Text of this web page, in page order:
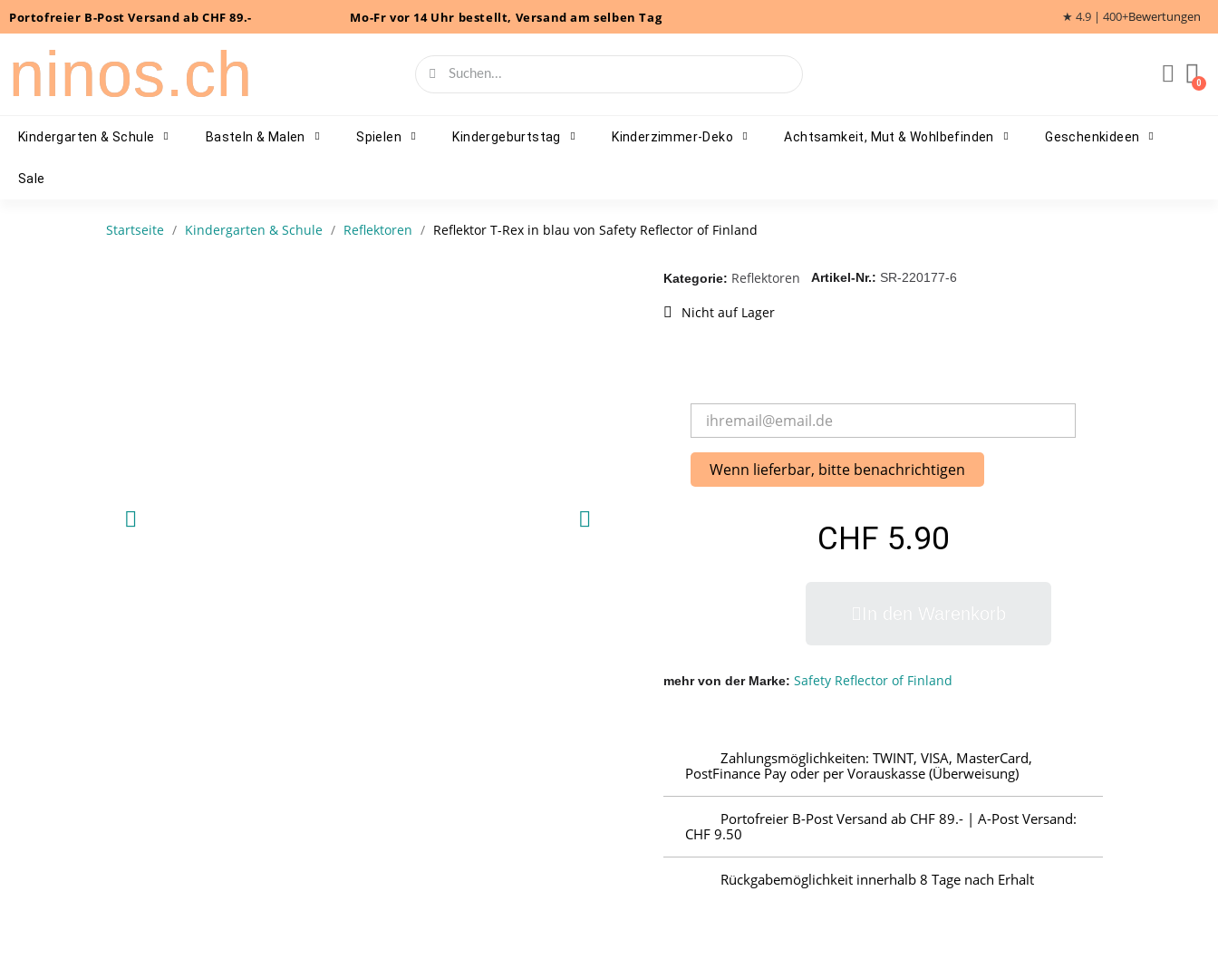
Portofreier B-Post Versand ab CHF 89.- Mo-Fr vor 14 Uhr bestellt, Versand am selben Tag ★ 4.9 | 400+Bewertungen
ninos.ch
Kindergarten & Schule Basteln & Malen Spielen Kindergeburtstag Kinderzimmer-Deko Achtsamkeit, Mut & Wohlbefinden Geschenkideen
Sale
Startseite Kindergarten & Schule Reflektoren Reflektor T-Rex in blau von Safety Reflector of Finland
Kategorie Reflektoren Artikel-Nr. SR-220177-6
Nicht auf Lager
Wenn lieferbar, bitte benachrichtigen
CHF 5.90
mehr von der Marke Safety Reflector of Finland
Zahlungsmöglichkeiten: TWINT, VISA, MasterCard,
PostFinance Pay oder per Vorauskasse (Überweisung)
Portofreier B-Post Versand ab CHF 89.- | A-Post Versand:
CHF 9.50
Rückgabemöglichkeit innerhalb 8 Tage nach Erhalt